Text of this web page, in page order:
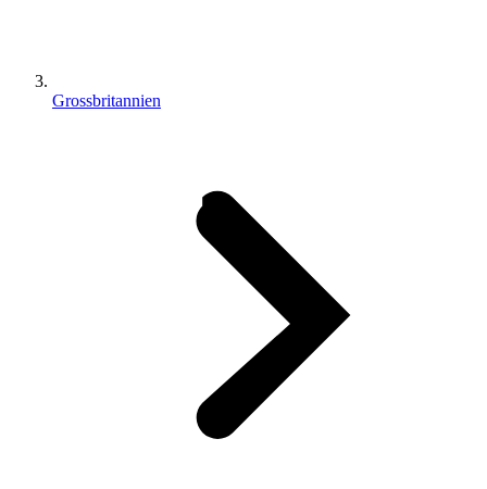
Grossbritannien